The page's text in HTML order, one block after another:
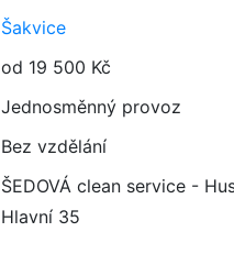
Šakvice
od 19 500 Kč
Jednosměnný provoz
Bez vzdělání
ŠEDOVÁ clean service -
Hlavní 35